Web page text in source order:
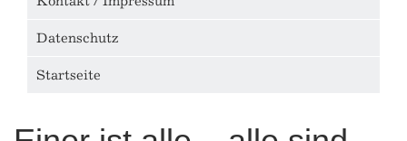
Datenschutz
Startseite